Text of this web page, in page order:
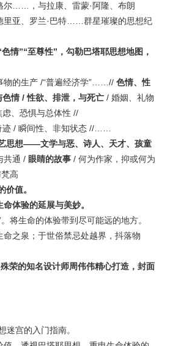
尔……，与拉康、雷蒙·阿隆、布朗
亚、罗兰·巴特……群星璀璨的思想纪
情”“至尊性”，勾勒巴塔耶思想地图，
物的生产 /“普遍经济学”……// 色情、性
色情 /性欲、排泄，与死亡 / 婚姻、礼物
、恐惧与总体性 //
迹 / 瞬间性、非知状态 //……
思想——文学与恶、诗人、天才、孩童
共通 / 眼睛的故事 / 何为作家，抑或何为
高
值。
体验的延展与美妙。
将生命的体验带到尽可能远的地方。
之泉；于世俗禁忌处越界，抖落物
荣的知名设计师周伟伟精心打造，封面
迷宫的入门指南。